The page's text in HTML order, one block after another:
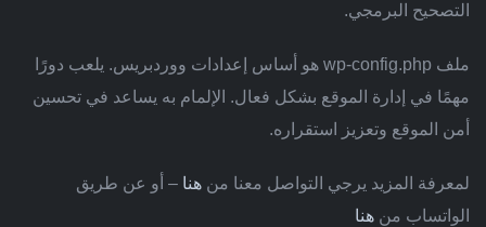
التصحيح البرمجي.
ملف wp-config.php هو أساس إعدادات ووردبريس. يلعب دورًا
مهمًا في إدارة الموقع بشكل فعال. الإلمام به يساعد في تحسين
أمن الموقع وتعزيز استقراره.
لمعرفة المزيد يرجي التواصل معنا من هنا – أو عن طريق
الواتساب من هنا